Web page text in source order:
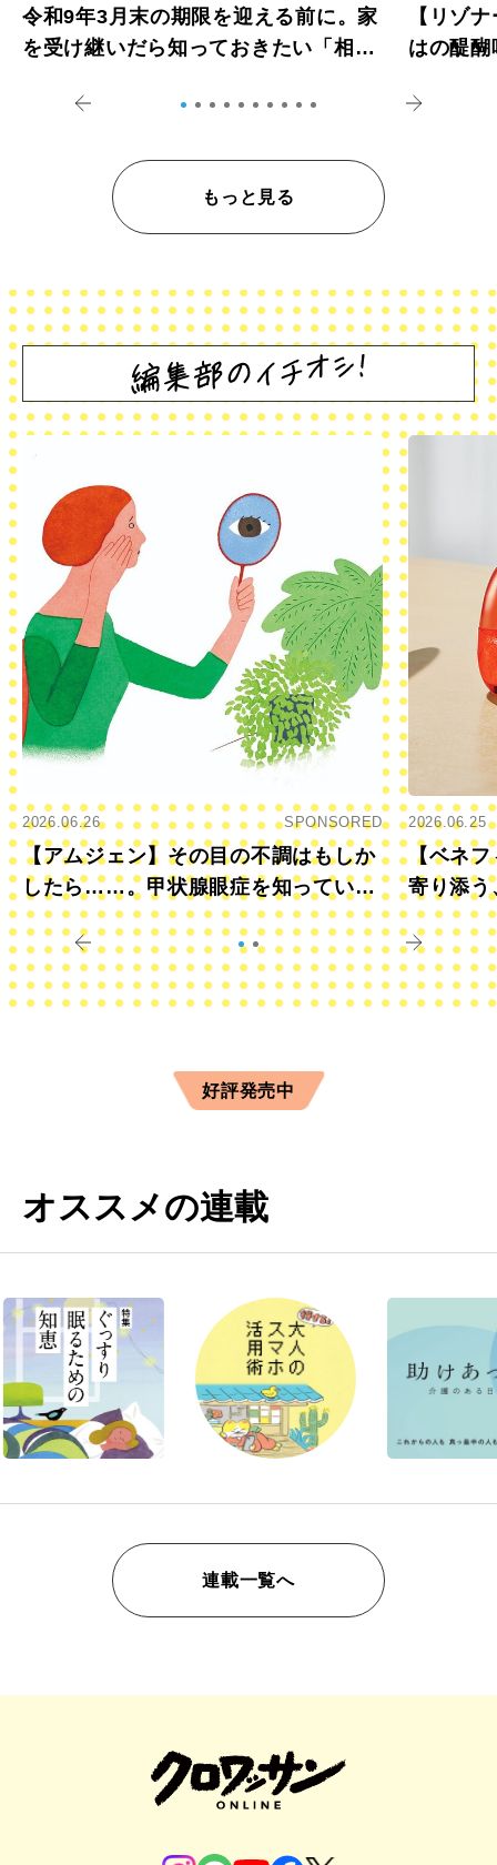
令和9年3月末の期限を迎える前に。家
を受け継いだら知っておきたい「相続
【リゾ
はの醍
もっと見る
2026.06.26 SPONSORED
【アムジェン】その目の不調はもしか
したら……。甲状腺眼症を知っていま
すか？
2026.06.25
【ベネフ
寄り添う
きに
好評発売中
オススメの連載
連載一覧へ